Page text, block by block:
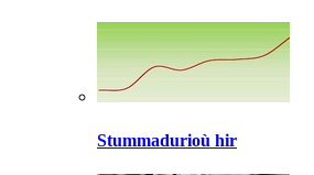
Stummadurioù hir